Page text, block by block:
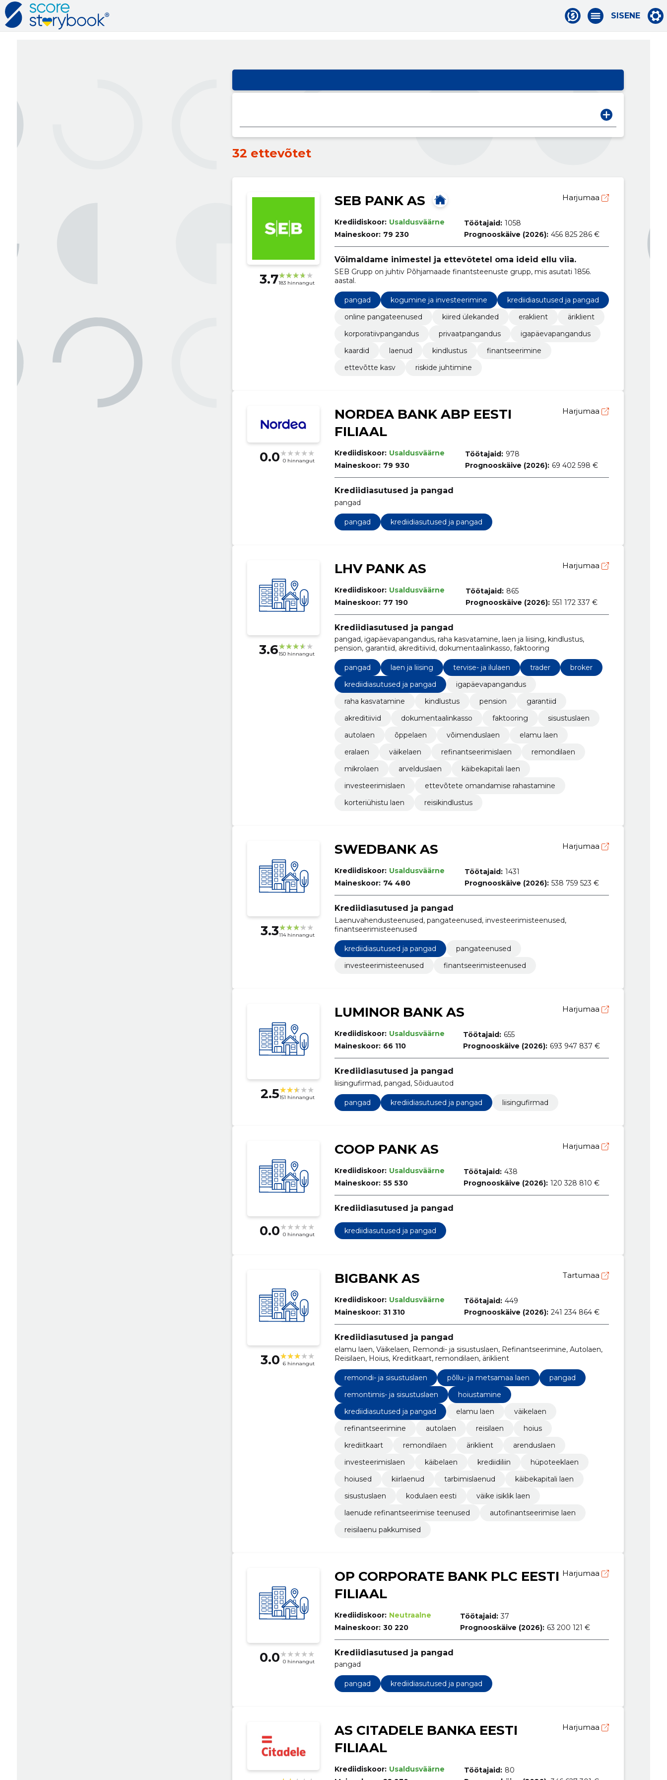
SISENE
32 ettevõtet
3.7183 hinnangut
SEB PANK AS Harjumaa
Krediidiskoor: Usaldusväärne
Maineskoor: 79 230
Töötajaid: 1058
Prognooskäive (2026): 456 825 286 €
Võimaldame inimestel ja ettevõtetel oma ideid ellu viia.
SEB Grupp on juhtiv Põhjamaade finantsteenuste grupp, mis asutati 1856.
aastal.
pangad kogumine ja investeerimine
krediidiasutused ja pangad
online pangateenused
kiired ülekanded eraklient
äriklient
korporatiivpangandus
privaatpangandus
igapäevapangandus
kaardid
laenud kindlustus
finantseerimine
ettevõtte kasv
riskide juhtimine
0.0 0 hinnangut
NORDEA BANK ABP EESTI
FILIAAL
Harjumaa
Krediidiskoor: Usaldusväärne
Maineskoor: 79 930
Töötajaid: 978
Prognooskäive (2026): 69 402 598 €
Krediidiasutused ja pangad
pangad
pangad krediidiasutused ja pangad
3.6150 hinnangut
LHV PANK AS Harjumaa
Krediidiskoor: Usaldusväärne
Maineskoor: 77 190
Töötajaid: 865
Prognooskäive (2026): 551 172 337 €
Krediidiasutused ja pangad
pangad, igapäevapangandus, raha kasvatamine, laen ja liising, kindlustus,
pension, garantiid, akreditiivid, dokumentaalinkasso, faktooring
pangad laen ja liising tervise- ja ilulaen trader
broker
krediidiasutused ja pangad
igapäevapangandus
raha kasvatamine
kindlustus pension
garantiid
akreditiivid
dokumentaalinkasso faktooring
sisustuslaen
autolaen
õppelaen võimenduslaen
elamu laen
eralaen
väikelaen refinantseerimislaen
remondilaen
mikrolaen
arvelduslaen
käibekapitali laen
investeerimislaen
ettevõtete omandamise rahastamine
korteriühistu laen
reisikindlustus
3.3114 hinnangut
SWEDBANK AS Harjumaa
Krediidiskoor: Usaldusväärne
Maineskoor: 74 480
Töötajaid: 1431
Prognooskäive (2026): 538 759 523 €
Krediidiasutused ja pangad
Laenuvahendusteenused, pangateenused, investeerimisteenused,
finantseerimisteenused
krediidiasutused ja pangad
pangateenused
investeerimisteenused
finantseerimisteenused
2.5151 hinnangut
LUMINOR BANK AS Harjumaa
Krediidiskoor: Usaldusväärne
Maineskoor: 66 110
Töötajaid: 655
Prognooskäive (2026): 693 947 837 €
Krediidiasutused ja pangad
liisingufirmad, pangad, Sõiduautod
pangad krediidiasutused ja pangad liisingufirmad
0.0 0 hinnangut
COOP PANK AS Harjumaa
Krediidiskoor: Usaldusväärne
Maineskoor: 55 530
Töötajaid: 438
Prognooskäive (2026): 120 328 810 €
Krediidiasutused ja pangad
krediidiasutused ja pangad
3.0 6 hinnangut
BIGBANK AS Tartumaa
Krediidiskoor: Usaldusväärne
Maineskoor: 31 310
Töötajaid: 449
Prognooskäive (2026): 241 234 864 €
Krediidiasutused ja pangad
elamu laen, Väikelaen, Remondi- ja sisustuslaen, Refinantseerimine, Autolaen,
Reisilaen, Hoius, Krediitkaart, remondilaen, äriklient
remondi- ja sisustuslaen põllu- ja metsamaa laen
pangad
remontimis- ja sisustuslaen
hoiustamine
krediidiasutused ja pangad
elamu laen
väikelaen
refinantseerimine
autolaen reisilaen
hoius
krediitkaart
remondilaen äriklient
arenduslaen
investeerimislaen
käibelaen krediidiliin
hüpoteeklaen
hoiused
kiirlaenud tarbimislaenud
käibekapitali laen
sisustuslaen
kodulaen eesti
väike isiklik laen
laenude refinantseerimise teenused
autofinantseerimise laen
reisilaenu pakkumised
0.0 0 hinnangut
OP CORPORATE BANK PLC EESTI
FILIAAL
Harjumaa
Krediidiskoor: Neutraalne
Maineskoor: 30 220
Töötajaid: 37
Prognooskäive (2026): 63 200 121 €
Krediidiasutused ja pangad
pangad
pangad krediidiasutused ja pangad
AS CITADELE BANKA EESTI
FILIAAL
Harjumaa
Krediidiskoor: Usaldusväärne
Töötajaid: 80